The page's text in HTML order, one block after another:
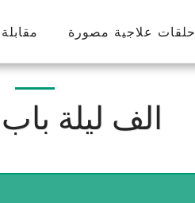
حلقات علاجية مصورة
الف ليلة باب